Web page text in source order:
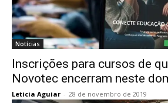
Notícias
Inscrições para cursos de
Novotec encerram neste
Leticia Aguiar - 28 de novembro de 2019